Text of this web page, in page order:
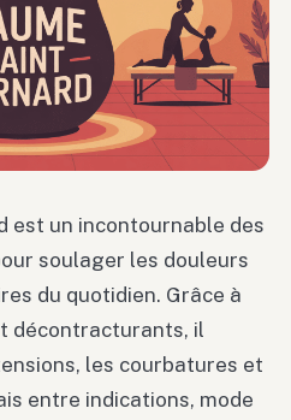
est un incontournable des
soulager les douleurs
du quotidien. Grâce à
décontracturants, il
les courbatures et
entre indications, mode